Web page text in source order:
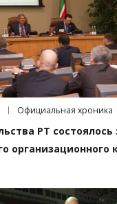
Категория:
Официальная хроника
РТ состоялось
организационного